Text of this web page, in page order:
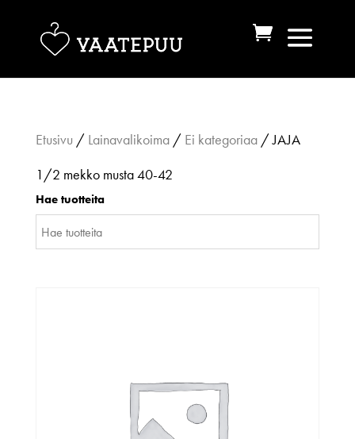
Etusivu / Lainavalikoima/ Ei kategoriaa/ JAJA
1/2 mekko musta 40-42
Hae tuotteita